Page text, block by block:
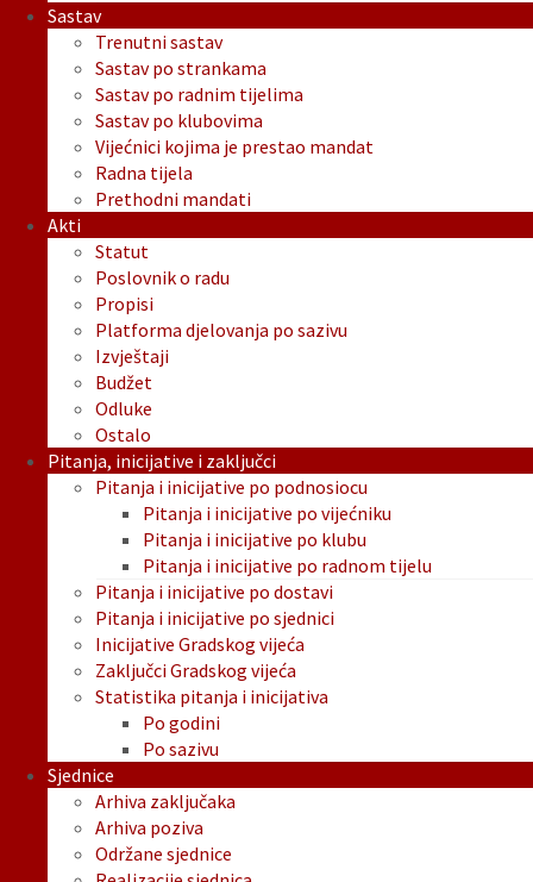
Sastav
Trenutni sastav
Sastav po strankama
Sastav po radnim tijelima
Sastav po klubovima
Vijećnici kojima je prestao mandat
Radna tijela
Prethodni mandati
Akti
Statut
Poslovnik o radu
Propisi
Platforma djelovanja po sazivu
Izvještaji
Budžet
Odluke
Ostalo
Pitanja, inicijative i zaključci
Pitanja i inicijative po podnosiocu
Pitanja i inicijative po vijećniku
Pitanja i inicijative po klubu
Pitanja i inicijative po radnom tijelu
Pitanja i inicijative po dostavi
Pitanja i inicijative po sjednici
Inicijative Gradskog vijeća
Zaključci Gradskog vijeća
Statistika pitanja i inicijativa
Po godini
Po sazivu
Sjednice
Arhiva zaključaka
Arhiva poziva
Održane sjednice